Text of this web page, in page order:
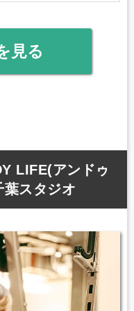
見る
LIFE(アンドゥ
葉スタジオ